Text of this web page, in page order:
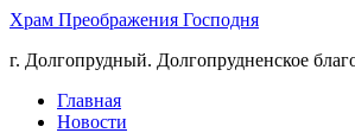
Храм Преображения Господня
г. Долгопрудный. Долгопрудненское
Главная
Новости